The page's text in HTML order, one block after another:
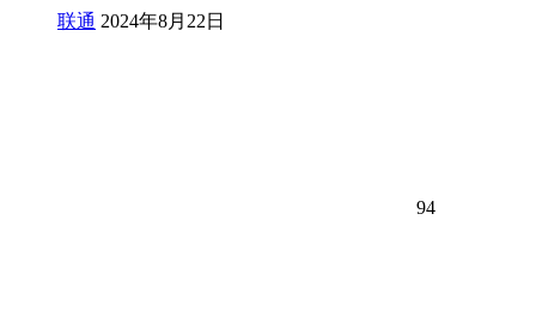
联通 2024年8月22日
94